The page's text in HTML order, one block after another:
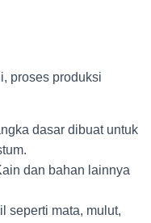
proses produksi
dasar dibuat untuk
dan bahan lainnya
seperti mata, mulut,